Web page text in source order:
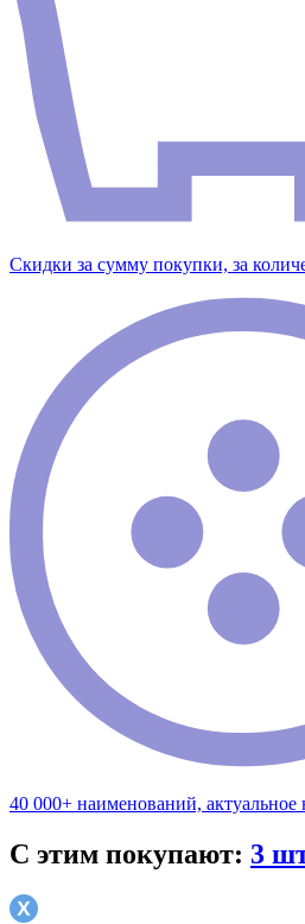
Скидки за сумму покупки, за
40 000+ наименований, актуальное
С этим покупают: 3